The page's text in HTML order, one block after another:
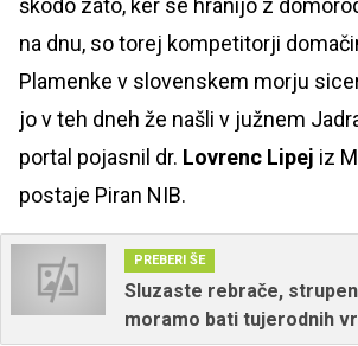
škodo zato, ker se hranijo z
na dnu, so torej kompetitorji
Plamenke v slovenskem morju
jo v teh dneh že našli v južnem
portal pojasnil dr. Lovrenc Lipej iz
postaje Piran NIB.
PREBERI ŠE
Sluzaste rebrače,
moramo bati tujerodnih